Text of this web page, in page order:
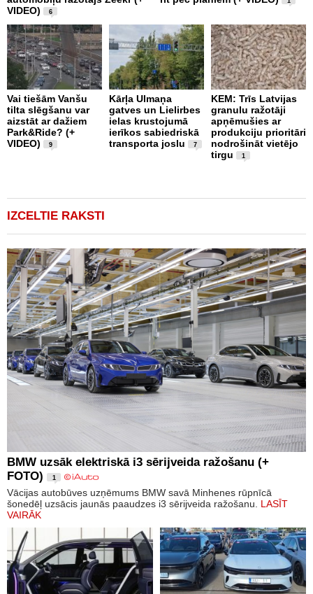
VIDEO)
6
Vai tiešām Vanšu
tilta slēgšanu var
aizstāt ar dažiem
Park&Ride? (+
VIDEO)
9
Kārļa Ulmaņa
gatves un Lielirbes
ielas krustojumā
ierīkos sabiedriskā
transporta joslu
7
KEM: Trīs Latvijas
granulu ražotāji
apņēmušies ar
produkciju prioritāri
nodrošināt vietējo
tirgu
1
IZCELTIE RAKSTI
BMW uzsāk elektriskā i3 sērijveida ražošanu (+
FOTO)
1
Vācijas autobūves uzņēmums BMW savā Minhenes rūpnīcā
šonedēļ uzsācis jaunās paaudzes i3 sērijveida ražošanu. LASĪT
VAIRĀK